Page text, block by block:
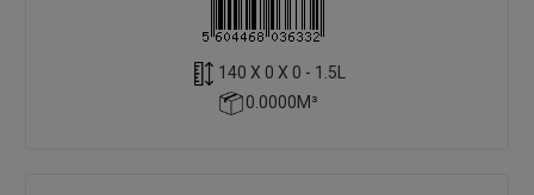
140 X 0 X 0 - 1.5L
0.0000M³